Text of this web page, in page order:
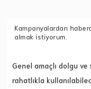
Kampanyalardan
almak istiyorum.
Genel amaçlı dolgu ve
rahatlıkla